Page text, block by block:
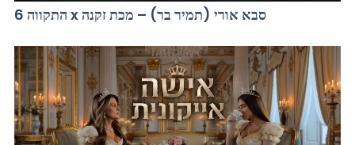
התקווה 6 x סבא אורי (תמיר בר) – מכת זקנה